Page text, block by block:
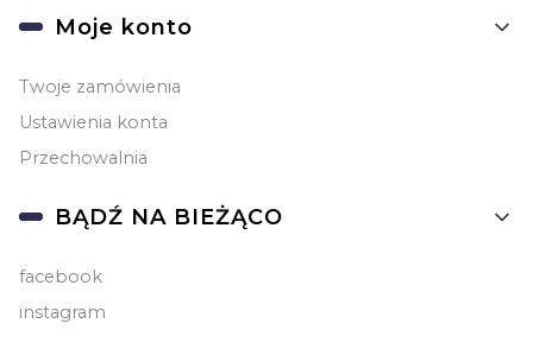
Linki w stopce
Moje konto
Twoje zamówienia
Ustawienia konta
Przechowalnia
BĄDŹ NA BIEŻĄCO
facebook
instagram